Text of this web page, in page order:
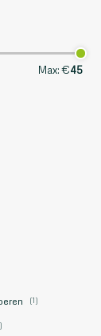
Max: €45
(1)